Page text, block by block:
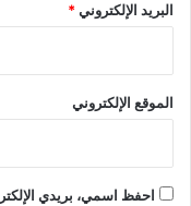
البريد الإلكتروني*
الموقع الإلكتروني
احفظ اسمي، بريدي